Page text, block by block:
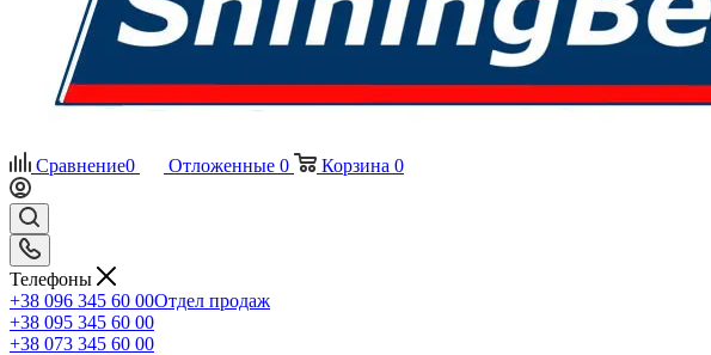
Сравнение0 Отложенные 0 Корзина 0
Телефоны
+38 096 345 60 00Отдел продаж
+38 095 345 60 00
+38 073 345 60 00